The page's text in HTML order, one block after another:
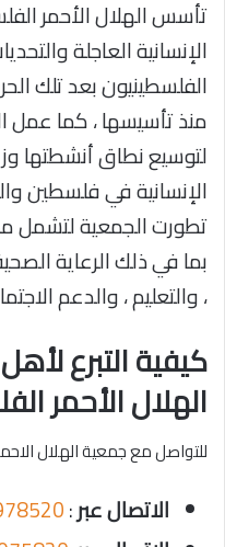
تأسس الهلال الأحمر
الإنسانية العاجلة
الفلسطينيون بعد تلك
منذ تأسيسها ، كما عمل
لتوسيع نطاق أنشطتها
الإنسانية في فلسطين
تطورت الجمعية لتشمل
بما في ذلك الرعاية
، والتعليم ، والدعم
كيفية التبرع
الهلال الأحمر
للتواصل مع جمعية الهلال
الاتصال عبر: